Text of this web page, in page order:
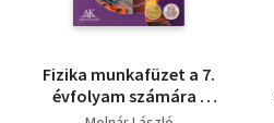
Fizika munkafüzet a 7.
évfolyam számára -
Kompetenciaalapú